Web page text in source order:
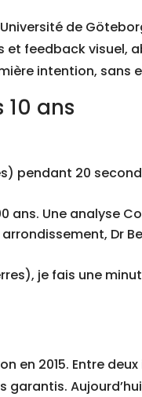
de
et feedback visuel,
intention, sans
ans
pendant 20
ans. Une analyse
Dr
je fais une
2015. Entre deux